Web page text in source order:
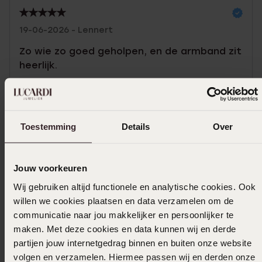
Toestemming Details Over
Jouw voorkeuren
Wij gebruiken altijd functionele en analytische cookies. Ook
willen we cookies plaatsen en data verzamelen om de
communicatie naar jou makkelijker en persoonlijker te
maken. Met deze cookies en data kunnen wij en derde
partijen jouw internetgedrag binnen en buiten onze website
volgen en verzamelen. Hiermee passen wij en derden onze
19-06-2026 - Lennert
Zo wie zo goed geholpen, en de armband zit
heerlijk.
Ook leuk voor jou